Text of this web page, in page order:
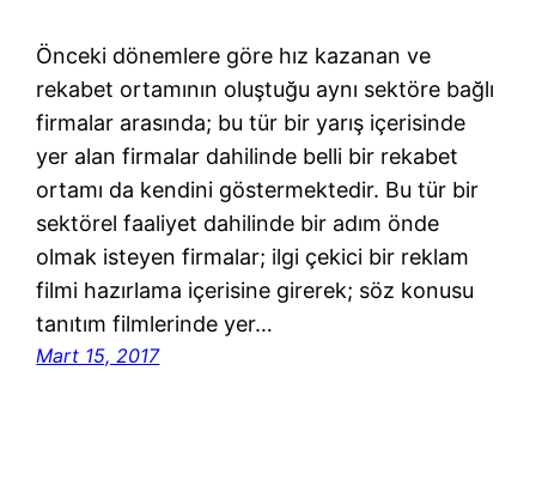
Önceki dönemlere göre hız kazanan ve
rekabet ortamının oluştuğu aynı sektöre bağlı
firmalar arasında; bu tür bir yarış içerisinde
yer alan firmalar dahilinde belli bir rekabet
ortamı da kendini göstermektedir. Bu tür bir
sektörel faaliyet dahilinde bir adım önde
olmak isteyen firmalar; ilgi çekici bir reklam
filmi hazırlama içerisine girerek; söz konusu
tanıtım filmlerinde yer…
Mart 15, 2017